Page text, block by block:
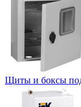
Щиты и боксы